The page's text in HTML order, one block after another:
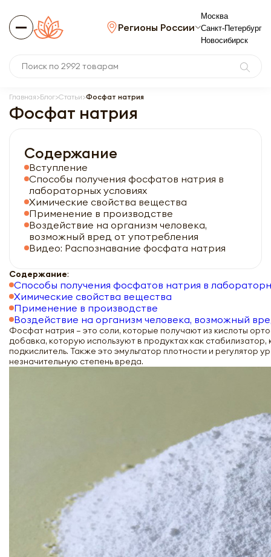
Регионы России
Москва
Санкт-Петербург
Новосибирск
Главная Блог Статьи Фосфат натрия
Фосфат натрия
Содержание:
Способы получения фосфатов натрия в
Химические свойства вещества
Применение в производстве
Воздействие на организм человека, возможный
Фосфат натрия – это соли, которые получают из кислоты
добавка, которую используют в продуктах как
подкислитель. Также это эмульгатор плотности и регулятор
незначительную степень вреда.
Содержание
Вступление
Способы получения фосфатов натрия в
лабораторных условиях
Химические свойства вещества
Применение в производстве
Воздействие на организм человека,
возможный вред от употребления
Видео: Распознавание фосфата натрия